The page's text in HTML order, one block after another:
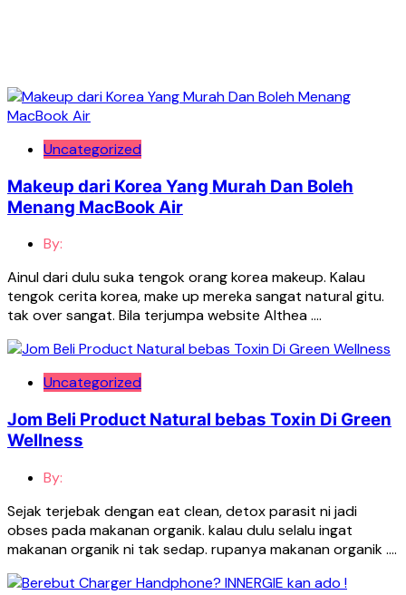
Uncategorized
Makeup dari Korea Yang Murah Dan Boleh
Menang MacBook Air
By:
Ainul dari dulu suka tengok orang korea makeup. Kalau
tengok cerita korea, make up mereka sangat natural gitu.
tak over sangat. Bila terjumpa website Althea ….
Uncategorized
Jom Beli Product Natural bebas Toxin Di Green
Wellness
By:
Sejak terjebak dengan eat clean, detox parasit ni jadi
obses pada makanan organik. kalau dulu selalu ingat
makanan organik ni tak sedap. rupanya makanan organik ….